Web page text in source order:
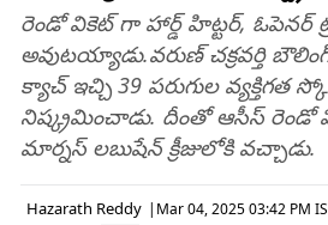
రెండో వికెట్ గా హార్డ్‌ హిట్టర్‌, ఓపెనర్‌
అవుటయ్యాడు.వరుణ్‌ చక్రవర్తి
క్యాచ్‌ ఇచ్చి 39 పరుగుల వ్యక్తిగత
నిష్క్రమించాడు. దీంతో ఆసీస్‌ రెండో
మార్నస్‌ లబుషేన్‌ క్రీజులోకి వచ్చాడు.
Hazarath Reddy | Mar 04, 2025 03:42 PM